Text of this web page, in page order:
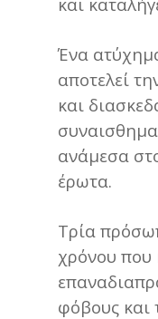
Ένα
αποτελεί
και
ανάμεσα
έρωτα.
Τρία
χρόνου που
φόβους και